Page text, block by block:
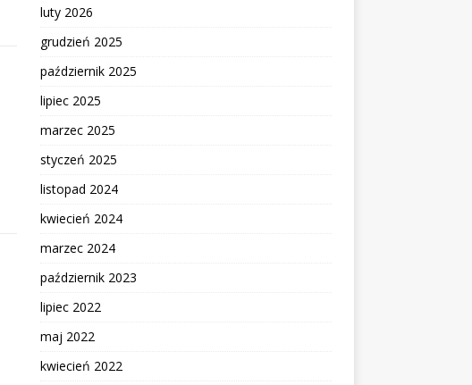
luty 2026
grudzień 2025
październik 2025
lipiec 2025
marzec 2025
styczeń 2025
listopad 2024
kwiecień 2024
marzec 2024
październik 2023
lipiec 2022
maj 2022
kwiecień 2022